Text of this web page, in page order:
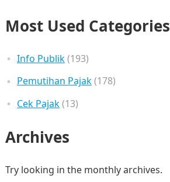
Most Used Categories
Info Publik(193)
Pemutihan Pajak(178)
Cek Pajak(13)
Archives
Try looking in the monthly archives.